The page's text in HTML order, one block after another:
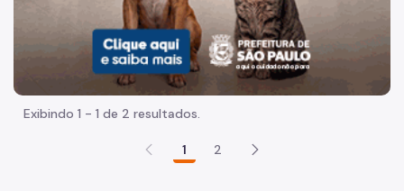
Missão, Visão e Valores
Exibindo 1 - 1 de 2 resultados.
1 2